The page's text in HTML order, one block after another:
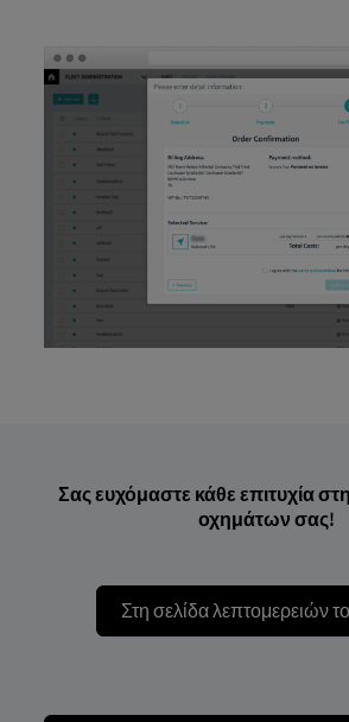
Σας ευχόμαστε κάθε επιτυχία
οχημάτων σας!
Στη σελίδα λεπτομερειών